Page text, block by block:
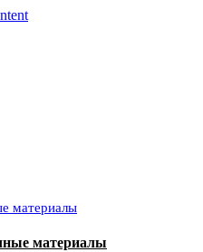
материалы
материалы